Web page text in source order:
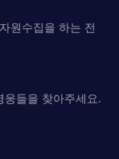
원수집을 하는 전
웅들을 찾아주세요.